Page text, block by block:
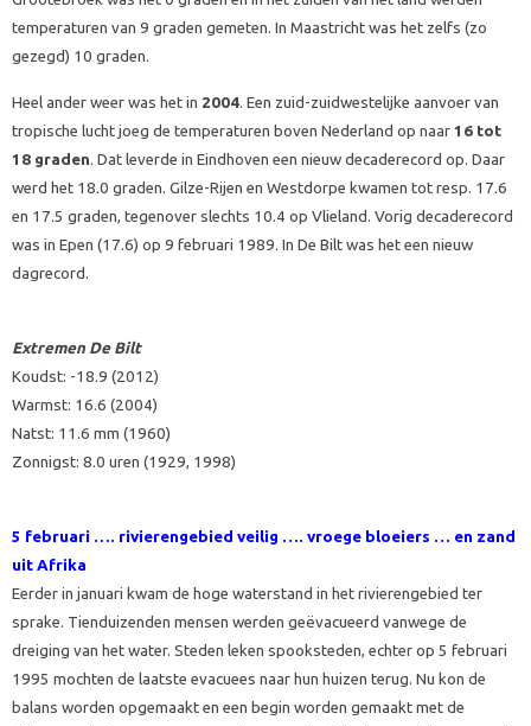
temperaturen van 9 graden gemeten. In Maastricht was het zelfs (zo
gezegd) 10 graden.
Heel ander weer was het in 2004. Een zuid-zuidwestelijke aanvoer van
tropische lucht joeg de temperaturen boven Nederland op naar 16 tot
18 graden. Dat leverde in Eindhoven een nieuw decaderecord op. Daar
werd het 18.0 graden. Gilze-Rijen en Westdorpe kwamen tot resp. 17.6
en 17.5 graden, tegenover slechts 10.4 op Vlieland. Vorig decaderecord
was in Epen (17.6) op 9 februari 1989. In De Bilt was het een nieuw
dagrecord.
Extremen De Bilt
Koudst: -18.9 (2012)
Warmst: 16.6 (2004)
Natst: 11.6 mm (1960)
Zonnigst: 8.0 uren (1929, 1998)
5 februari …. rivierengebied veilig …. vroege bloeiers … en zand
uit Afrika
Eerder in januari kwam de hoge waterstand in het rivierengebied ter
sprake. Tienduizenden mensen werden geëvacueerd vanwege de
dreiging van het water. Steden leken spooksteden, echter op 5 februari
1995 mochten de laatste evacuees naar hun huizen terug. Nu kon de
balans worden opgemaakt en een begin worden gemaakt met de